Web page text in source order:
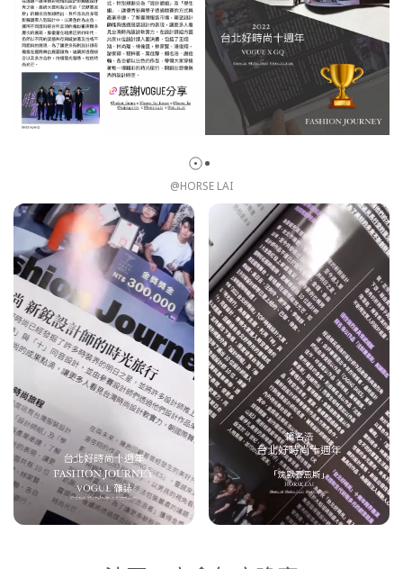
@HORSE LAI